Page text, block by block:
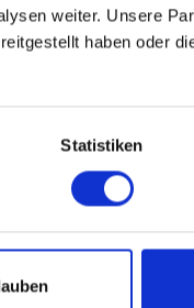
weiter. Unsere
haben oder
Statistiken